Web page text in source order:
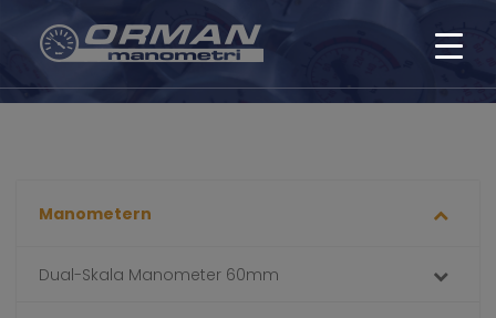
Manometern
Dual-Skala Manometer 60mm